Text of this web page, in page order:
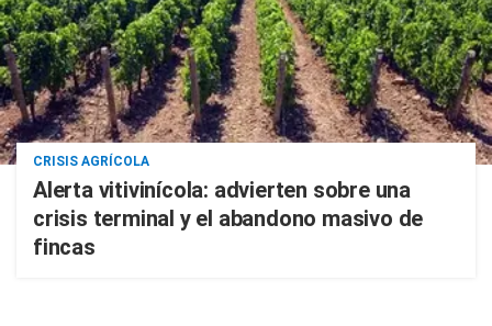
CRISIS AGRÍCOLA
Alerta vitivinícola: advierten sobre una
crisis terminal y el abandono masivo de
fincas